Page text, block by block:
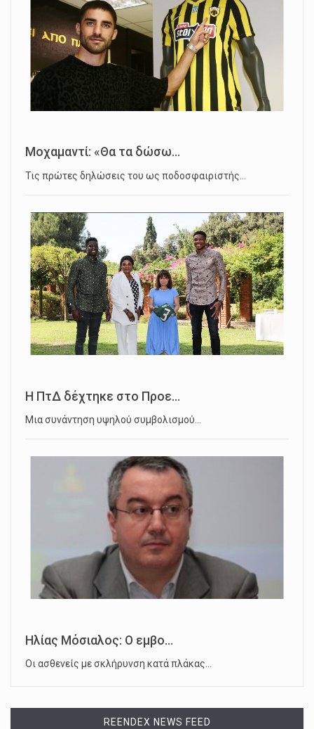
Μοχαμαντί: «Θα τα δώσω...
Τις πρώτες δηλώσεις του ως ποδοσφαιριστής…
Η ΠτΔ δέχτηκε στο Προε...
Μια συνάντηση υψηλού συμβολισμού…
Ηλίας Μόσιαλος: Ο εμβο...
Οι ασθενείς με σκλήρυνση κατά πλάκας…
REENDEX NEWS FEED